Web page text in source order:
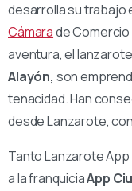
desarrolla su trabajo
Cámarade
aventura, el
Alayón, son
tenacidad. Han
desde Lanzarote,
Tanto Lanzarote
a la franquiciaApp